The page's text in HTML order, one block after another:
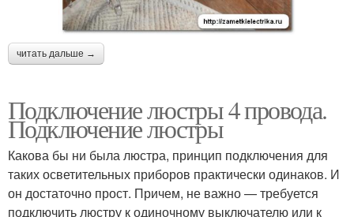
читать дальше →
Подключение люстры 4 провода.
Подключение люстры
Какова бы ни была люстра, принцип подключения для
таких осветительных приборов практически одинаков. И
он достаточно прост. Причем, не важно — требуется
подключить люстру к одиночному выключателю или к